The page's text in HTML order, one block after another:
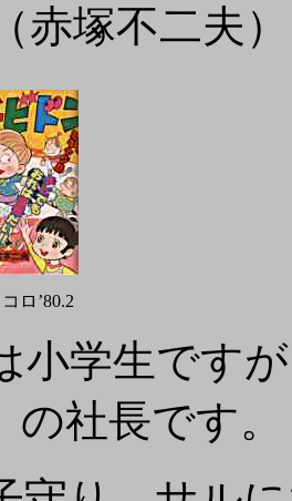
（赤塚不二夫）
ロ’80.2
小学生です
社長です。